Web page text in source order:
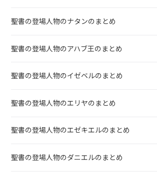
聖書の登場人物のナタンのまとめ
聖書の登場人物のアハブ王のまとめ
聖書の登場人物のイゼベルのまとめ
聖書の登場人物のエリヤのまとめ
聖書の登場人物のエゼキエルのまとめ
聖書の登場人物のダニエルのまとめ